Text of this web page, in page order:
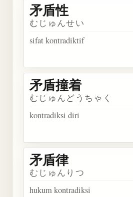
矛盾性
むじゅんせい
sifat kontradiktif
矛盾撞着
むじゅんどうちゃく
kontradiksi diri
矛盾律
むじゅんりつ
hukum kontradiksi